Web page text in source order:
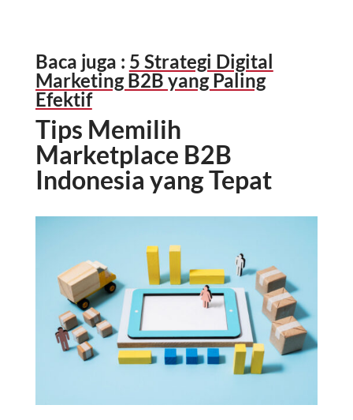
Baca juga : 5 Strategi Digital
Marketing B2B yang Paling
Efektif
Tips Memilih
Marketplace B2B
Indonesia yang Tepat